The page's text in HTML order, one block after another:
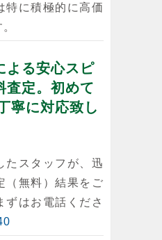
特に積極的に高価
よる安心スピ
査定。初めて
寧に対応致し
たスタッフが、迅
（無料）結果をご
ずはお電話くださ